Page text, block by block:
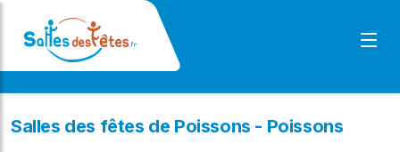
Salles des fêtes de Poissons - Poissons